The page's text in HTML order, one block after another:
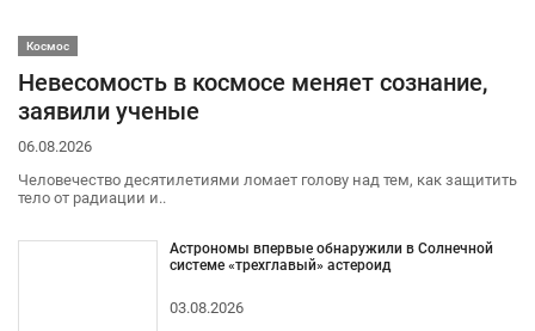
Космос
Невесомость в космосе меняет сознание,
заявили ученые
06.08.2026
Человечество десятилетиями ломает голову над тем, как защитить
тело от радиации и..
Астрономы впервые обнаружили в Солнечной
системе «трехглавый» астероид
03.08.2026